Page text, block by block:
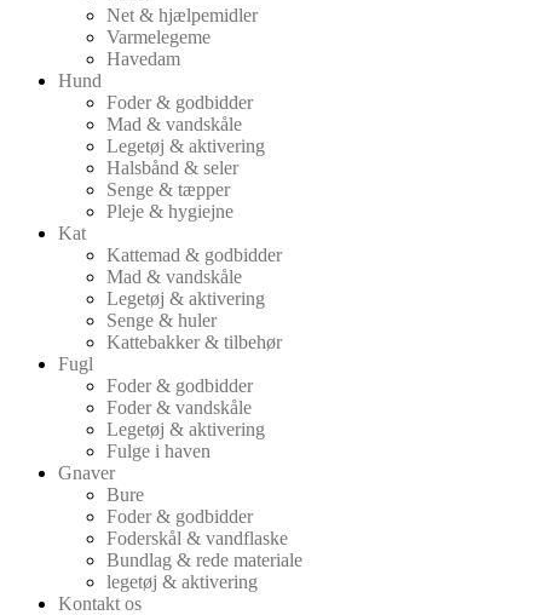
Net & hjælpemidler
Varmelegeme
Havedam
Hund
Foder & godbidder
Mad & vandskåle
Legetøj & aktivering
Halsbånd & seler
Senge & tæpper
Pleje & hygiejne
Kat
Kattemad & godbidder
Mad & vandskåle
Legetøj & aktivering
Senge & huler
Kattebakker & tilbehør
Fugl
Foder & godbidder
Foder & vandskåle
Legetøj & aktivering
Fulge i haven
Gnaver
Bure
Foder & godbidder
Foderskål & vandflaske
Bundlag & rede materiale
legetøj & aktivering
Kontakt os